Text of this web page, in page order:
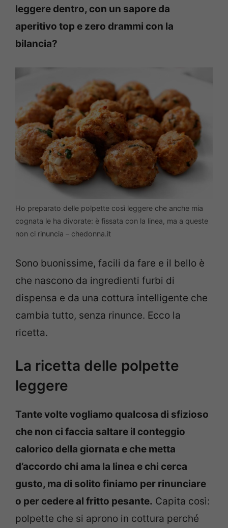
leggere dentro, con un sapore da
aperitivo top e zero drammi con la
bilancia?
Ho preparato delle polpette così leggere che anche mia
cognata le ha divorate: è fissata con la linea, ma a queste
non ci rinuncia – chedonna.it
Sono buonissime, facili da fare e il bello è
che nascono da ingredienti furbi di
dispensa e da una cottura intelligente che
cambia tutto, senza rinunce. Ecco la
ricetta.
La ricetta delle polpette
leggere
Tante volte vogliamo qualcosa di sfizioso
che non ci faccia saltare il conteggio
calorico della giornata e che metta
d’accordo chi ama la linea e chi cerca
gusto, ma di solito finiamo per rinunciare
o per cedere al fritto pesante. Capita così:
polpette che si aprono in cottura perché